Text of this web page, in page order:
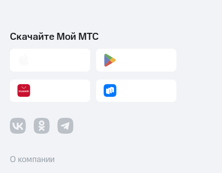
Скачайте Мой МТС
О компании